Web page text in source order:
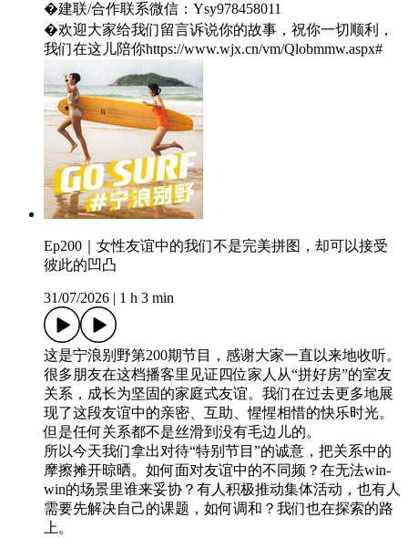
�建联/合作联系微信：Ysy978458011
�️欢迎大家给我们留言诉说你的故事，祝你一切顺利，
我们在这儿陪你https://www.wjx.cn/vm/Qlobmmw.aspx#
Ep200｜女性友谊中的我们不是完美拼图，却可以接受
彼此的凹凸
31/07/2026 1 h 3 min
这是宁浪别野第200期节目，感谢大家一直以来地收听。
很多朋友在这档播客里见证四位家人从“拼好房”的室友
关系，成长为坚固的家庭式友谊。我们在过去更多地展
现了这段友谊中的亲密、互助、惺惺相惜的快乐时光。
但是任何关系都不是丝滑到没有毛边儿的。
所以今天我们拿出对待“特别节目”的诚意，把关系中的
摩擦摊开晾晒。如何面对友谊中的不同频？在无法win-
win的场景里谁来妥协？有人积极推动集体活动，也有人
需要先解决自己的课题，如何调和？我们也在探索的路
上。